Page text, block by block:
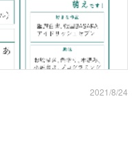
2021/8/24